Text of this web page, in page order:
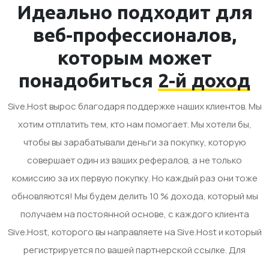
Идеально подходит для
веб-профессионалов,
которым может
понадобиться 2-й доход
Sive.Host вырос благодаря поддержке наших клиентов. Мы
хотим отплатить тем, кто нам помогает. Мы хотели бы,
чтобы вы зарабатывали деньги за покупку, которую
совершает один из ваших рефералов, а не только
комиссию за их первую покупку. Но каждый раз они тоже
обновляются! Мы будем делить 10 % дохода, который мы
получаем на постоянной основе, с каждого клиента
Sive.Host, которого вы направляете на Sive.Host и который
регистрируется по вашей партнерской ссылке. Для